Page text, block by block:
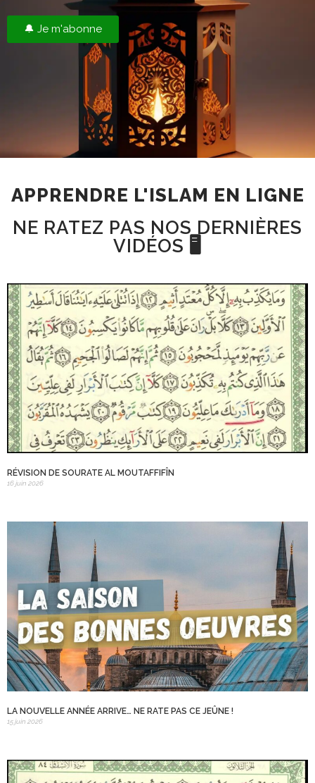
🔔 Je m'abonne
APPRENDRE L'ISLAM EN LIGNE
NE RATEZ PAS NOS DERNIÈRES
VIDÉOS 🖥️
RÉVISION DE SOURATE AL MOUTAFFIFÎN
16 juin 2026
LA NOUVELLE ANNÉE ARRIVE… NE RATE PAS CE JEÛNE !
15 juin 2026